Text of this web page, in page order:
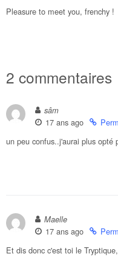
Pleasure to meet you, frenchy !
2 commentaires
sâm
17 ans ago
un peu confus..j'aurai plus opté
Maelle
17 ans ago
Et dis donc c'est toi le